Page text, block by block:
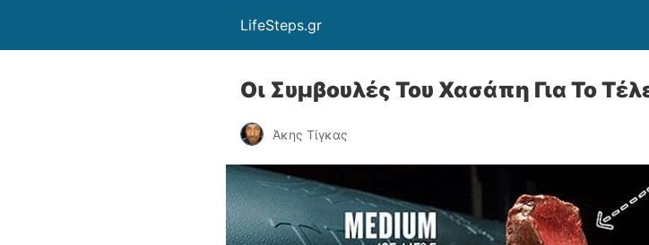
LifeSteps.gr
Οι Συμβουλές Του Χασάπη Για Το
Άκης Τίγκας